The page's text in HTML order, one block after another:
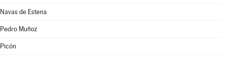
Navas de Estena
Pedro Muñoz
Picón